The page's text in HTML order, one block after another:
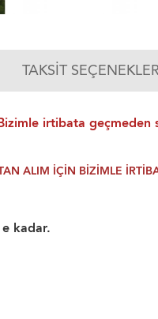
TAKSIT
irtibata geçmeden
ALIM İÇİN BİZİMLE
kadar.